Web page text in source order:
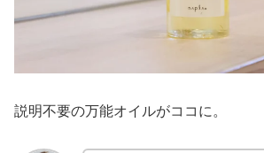
説明不要の万能オイルがココに。